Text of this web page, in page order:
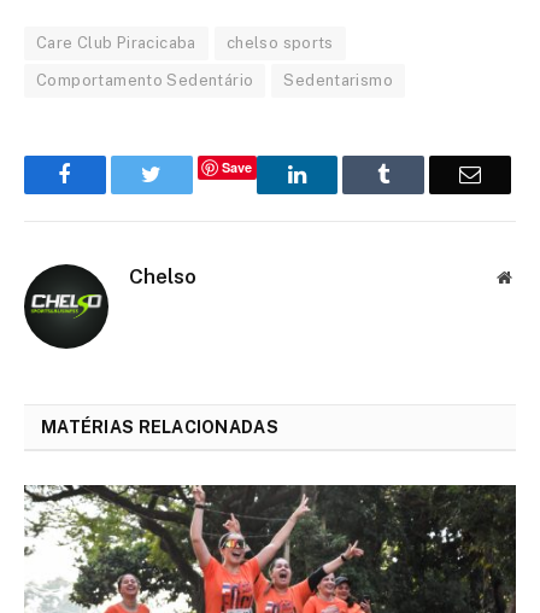
Care Club Piracicaba chelso sports
Comportamento Sedentário Sedentarismo
Facebook TwitterSave LinkedIn Tumblr Email
Chelso
MATÉRIAS RELACIONADAS